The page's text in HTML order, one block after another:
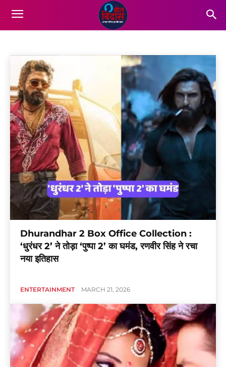
ENTERTAINMENT
Dhurandhar 2 Box Office Collection :
‘धुरंधर 2’ ने तोड़ा ‘पुष्पा 2’ का घमंड, रणवीर सिंह ने रचा
नया इतिहास
ENTERTAINMENT MARCH 21, 2026